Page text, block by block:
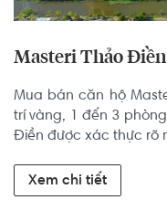
Masteri Thảo Điền
Mua bán căn hộ
trí vàng, 1 đến 3
Điền được xác thực rõ
Xem chi tiết